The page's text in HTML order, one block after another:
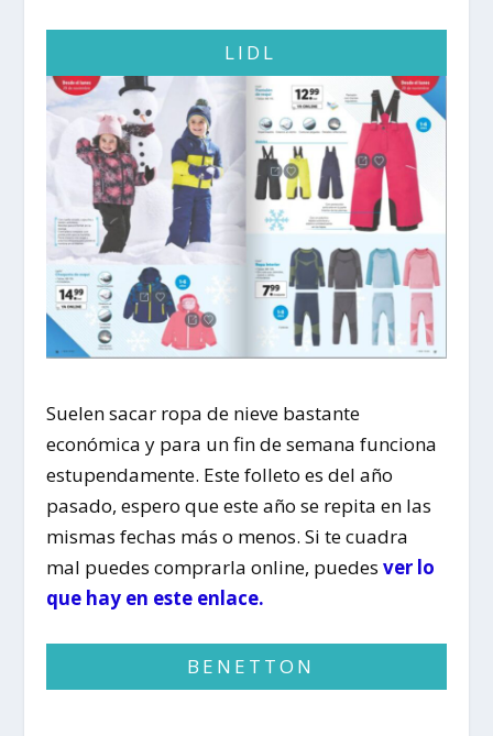
LIDL
Suelen sacar ropa de nieve bastante
económica y para un fin de semana funciona
estupendamente. Este folleto es del año
pasado, espero que este año se repita en las
mismas fechas más o menos. Si te cuadra
mal puedes comprarla online, puedesver lo
que hay en este enlace.
BENETTON